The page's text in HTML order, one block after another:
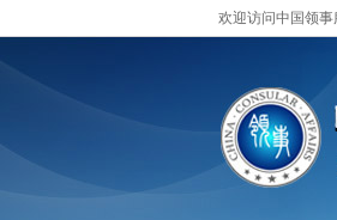
欢迎访问中国领事